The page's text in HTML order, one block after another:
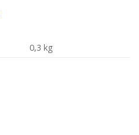
0,3 kg